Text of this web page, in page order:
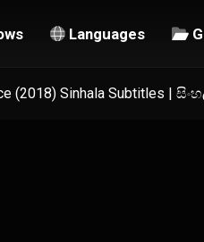
Languages
(2018) Sinhala Subtitles |